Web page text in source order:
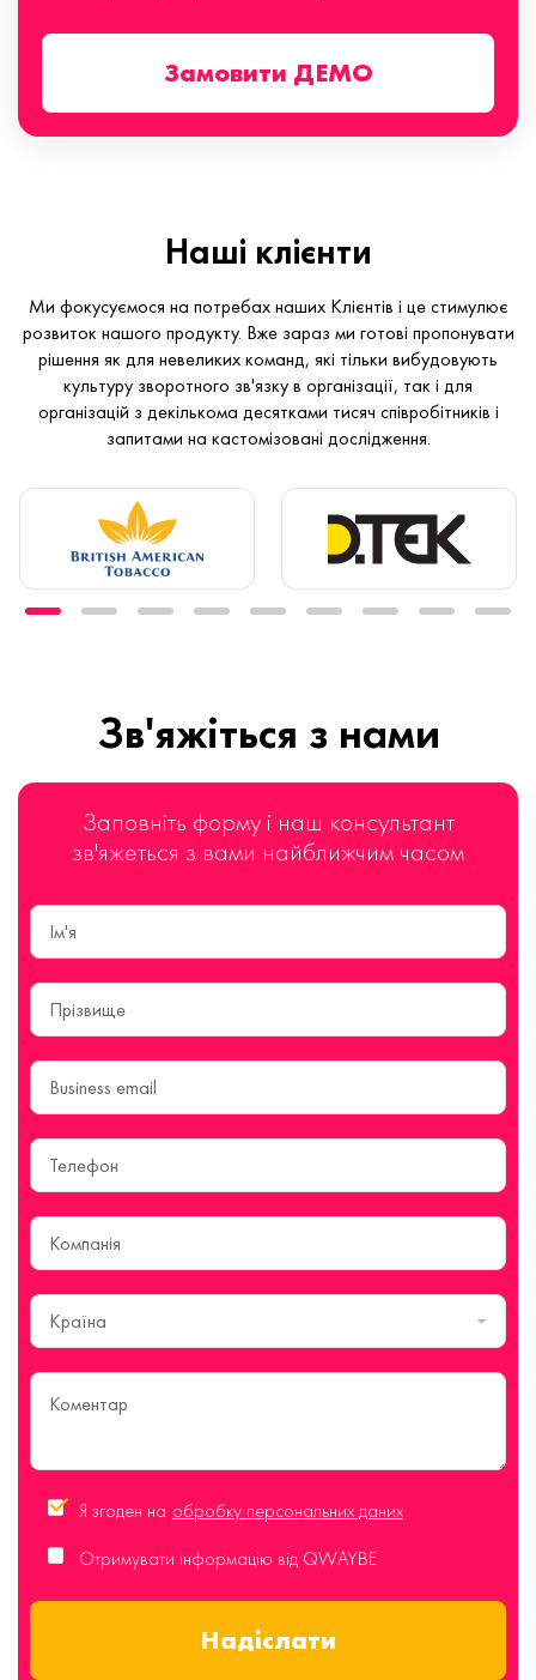
Замовити ДЕМО
Наші клієнти
Ми фокусуємося на потребах наших Клієнтів і це стимулює
розвиток нашого продукту. Вже зараз ми готові пропонувати
рішення як для невеликих команд, які тільки вибудовують
культуру зворотного зв'язку в організації, так і для
організацій з декількома десятками тисяч співробітників і
запитами на кастомізовані дослідження.
Зв'яжіться з нами
Заповніть форму і наш консультант
зв'яжеться з вами найближчим часом
Країна
Я згоден на обробку персональних даних
Отримувати інформацію від QWAYBE
Надіслати